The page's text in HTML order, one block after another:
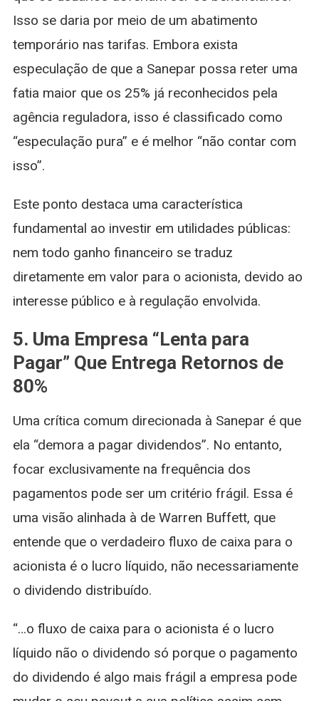
Isso se daria por meio de um abatimento
temporário nas tarifas. Embora exista
especulação de que a Sanepar possa reter uma
fatia maior que os 25% já reconhecidos pela
agência reguladora, isso é classificado como
“especulação pura” e é melhor “não contar com
isso”.
Este ponto destaca uma característica
fundamental ao investir em utilidades públicas:
nem todo ganho financeiro se traduz
diretamente em valor para o acionista, devido ao
interesse público e à regulação envolvida.
5. Uma Empresa “Lenta para
Pagar” Que Entrega Retornos de
80%
Uma crítica comum direcionada à Sanepar é que
ela “demora a pagar dividendos”. No entanto,
focar exclusivamente na frequência dos
pagamentos pode ser um critério frágil. Essa é
uma visão alinhada à de Warren Buffett, que
entende que o verdadeiro fluxo de caixa para o
acionista é o lucro líquido, não necessariamente
o dividendo distribuído.
“…o fluxo de caixa para o acionista é o lucro
líquido não o dividendo só porque o pagamento
do dividendo é algo mais frágil a empresa pode